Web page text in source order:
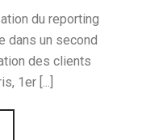
du reporting
dans un second
des clients
1er [...]